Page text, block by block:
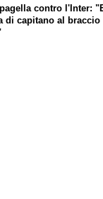
contro l'Inter:
di capitano al braccio